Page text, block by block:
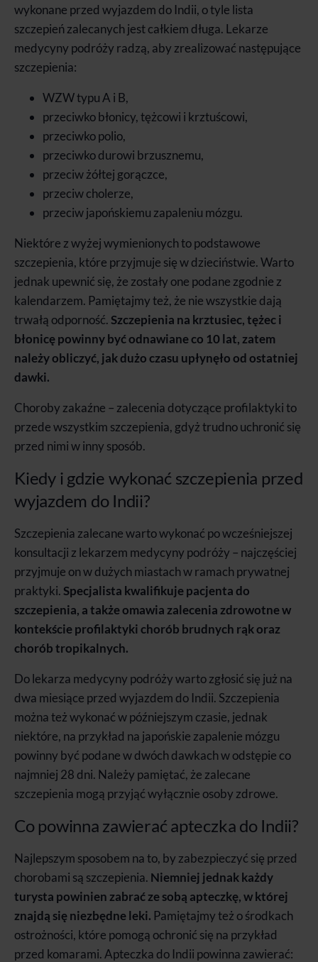
wykonane przed wyjazdem do Indii, o tyle lista
szczepień zalecanych jest całkiem długa. Lekarze
medycyny podróży radzą, aby zrealizować następujące
szczepienia:
WZW typu A i B,
przeciwko błonicy, tężcowi i krztuścowi,
przeciwko polio,
przeciwko durowi brzusznemu,
przeciw żółtej gorączce,
przeciw cholerze,
przeciw japońskiemu zapaleniu mózgu.
Niektóre z wyżej wymienionych to podstawowe
szczepienia, które przyjmuje się w dzieciństwie. Warto
jednak upewnić się, że zostały one podane zgodnie z
kalendarzem. Pamiętajmy też, że nie wszystkie dają
trwałą odporność.Szczepienia na krztusiec, tężec i
błonicę powinny być odnawiane co 10 lat, zatem
należy obliczyć, jak dużo czasu upłynęło od ostatniej
dawki.
Choroby zakaźne – zalecenia dotyczące profilaktyki to
przede wszystkim szczepienia, gdyż trudno uchronić się
przed nimi w inny sposób.
Kiedy i gdzie wykonać szczepienia przed
wyjazdem do Indii?
Szczepienia zalecane warto wykonać po wcześniejszej
konsultacji z lekarzem medycyny podróży – najczęściej
przyjmuje on w dużych miastach w ramach prywatnej
praktyki.Specjalista kwalifikuje pacjenta do
szczepienia, a także omawia zalecenia zdrowotne w
kontekście profilaktyki chorób brudnych rąk oraz
chorób tropikalnych.
Do lekarza medycyny podróży warto zgłosić się już na
dwa miesiące przed wyjazdem do Indii. Szczepienia
można też wykonać w późniejszym czasie, jednak
niektóre, na przykład na japońskie zapalenie mózgu
powinny być podane w dwóch dawkach w odstępie co
najmniej 28 dni. Należy pamiętać, że zalecane
szczepienia mogą przyjąć wyłącznie osoby zdrowe.
Co powinna zawierać apteczka do Indii?
Najlepszym sposobem na to, by zabezpieczyć się przed
chorobami są szczepienia. Niemniej jednak każdy
turysta powinien zabrać ze sobą apteczkę, w której
znajdą się niezbędne leki. Pamiętajmy też o środkach
ostrożności, które pomogą ochronić się na przykład
przed komarami. Apteczka do Indii powinna zawierać: